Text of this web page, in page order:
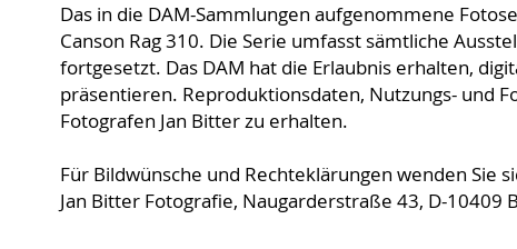
Das in die DAM-Sammlungen aufgenommene
Canson Rag 310. Die Serie umfasst sämtliche
fortgesetzt. Das DAM hat die Erlaubnis erhalten,
präsentieren. Reproduktionsdaten, Nutzungs- und
Fotografen Jan Bitter zu erhalten.
Für Bildwünsche und Rechteklärungen wenden Sie
Jan Bitter Fotografie, Naugarderstraße 43, D-